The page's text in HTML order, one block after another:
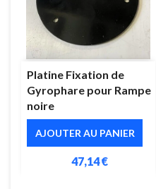
Platine Fixation de
Gyrophare pour Rampe
noire
AJOUTER AU PANIER
47,14 €